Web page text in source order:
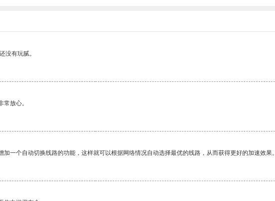
没有玩腻。
放心。
一个自动切换线路的功能，这样就可以根据网络情况自动选择最优的线路，从而获得更好的加速效果。